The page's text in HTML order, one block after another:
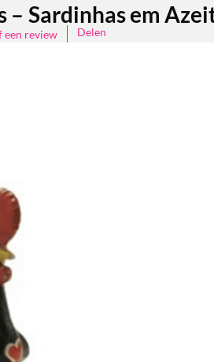
– Sardinhas em
een review Delen